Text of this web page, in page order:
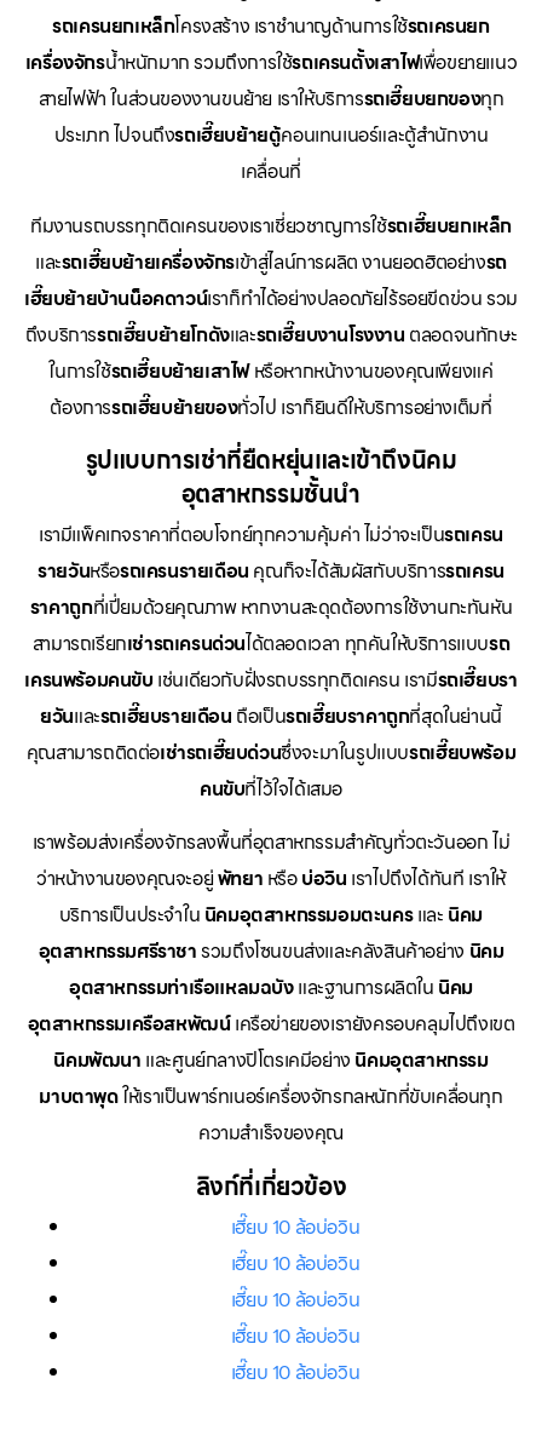
รถเครนยกเหล็กโครงสร้าง เราชำนาญด้านการใช้รถเครนยก
เครื่องจักรน้ำหนักมาก รวมถึงการใช้รถเครนตั้งเสาไฟเพื่อขยายแนว
สายไฟฟ้า ในส่วนของงานขนย้าย เราให้บริการรถเฮี๊ยบยกของทุก
ประเภท ไปจนถึงรถเฮี๊ยบย้ายตู้คอนเทนเนอร์และตู้สำนักงาน
เคลื่อนที่
ทีมงานรถบรรทุกติดเครนของเราเชี่ยวชาญการใช้รถเฮี๊ยบยกเหล็ก
และรถเฮี๊ยบย้ายเครื่องจักรเข้าสู่ไลน์การผลิต งานยอดฮิตอย่างรถ
เฮี๊ยบย้ายบ้านน็อคดาวน์เราก็ทำได้อย่างปลอดภัยไร้รอยขีดข่วน รวม
ถึงบริการรถเฮี๊ยบย้ายโกดังและรถเฮี๊ยบงานโรงงาน ตลอดจนทักษะ
ในการใช้รถเฮี๊ยบย้ายเสาไฟหรือหากหน้างานของคุณเพียงแค่
ต้องการรถเฮี๊ยบย้ายของทั่วไป เราก็ยินดีให้บริการอย่างเต็มที่
รูปแบบการเช่าที่ยืดหยุ่นและเข้าถึงนิคม
อุตสาหกรรมชั้นนำ
เรามีแพ็คเกจราคาที่ตอบโจทย์ทุกความคุ้มค่า ไม่ว่าจะเป็นรถเครน
รายวันหรือรถเครนรายเดือน คุณก็จะได้สัมผัสกับบริการรถเครน
ราคาถูกที่เปี่ยมด้วยคุณภาพ หากงานสะดุดต้องการใช้งานกะทันหัน
สามารถเรียกเช่ารถเครนด่วนได้ตลอดเวลา ทุกคันให้บริการแบบรถ
เครนพร้อมคนขับ เช่นเดียวกับฝั่งรถบรรทุกติดเครน เรามีรถเฮี๊ยบรา
ยวันและรถเฮี๊ยบรายเดือน ถือเป็นรถเฮี๊ยบราคาถูกที่สุดในย่านนี้
คุณสามารถติดต่อเช่ารถเฮี๊ยบด่วนซึ่งจะมาในรูปแบบรถเฮี๊ยบพร้อม
คนขับที่ไว้ใจได้เสมอ
เราพร้อมส่งเครื่องจักรลงพื้นที่อุตสาหกรรมสำคัญทั่วตะวันออก ไม่
ว่าหน้างานของคุณจะอยู่พัทยา หรือบ่อวิน เราไปถึงได้ทันที เราให้
บริการเป็นประจำใน นิคมอุตสาหกรรมอมตะนครและ นิคม
อุตสาหกรรมศรีราชารวมถึงโซนขนส่งและคลังสินค้าอย่าง นิคม
อุตสาหกรรมท่าเรือแหลมฉบังและฐานการผลิตใน นิคม
อุตสาหกรรมเครือสหพัฒน์เครือข่ายของเรายังครอบคลุมไปถึงเขต
นิคมพัฒนา และศูนย์กลางปิโตรเคมีอย่าง นิคมอุตสาหกรรม
มาบตาพุดให้เราเป็นพาร์ทเนอร์เครื่องจักรกลหนักที่ขับเคลื่อนทุก
ความสำเร็จของคุณ
ลิงก์ที่เกี่ยวข้อง
เฮี๊ยบ 10 ล้อบ่อวิน
เฮี๊ยบ 10 ล้อบ่อวิน
เฮี๊ยบ 10 ล้อบ่อวิน
เฮี๊ยบ 10 ล้อบ่อวิน
เฮี๊ยบ 10 ล้อบ่อวิน